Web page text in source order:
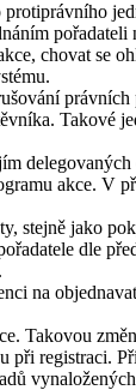
pořadateli
chovat se
Takové
akce. V
stejně jako
dle
na
Takovou
při registraci.